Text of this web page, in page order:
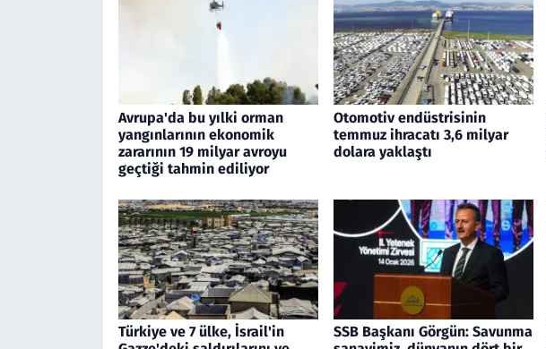
Avrupa'da bu yılki orman
yangınlarının ekonomik
zararının 19 milyar avroyu
geçtiği tahmin ediliyor
Otomotiv endüstrisinin
temmuz ihracatı 3,6 milyar
dolara yaklaştı
Türkiye ve 7 ülke, İsrail'in
SSB Başkanı Görgün: Savunma